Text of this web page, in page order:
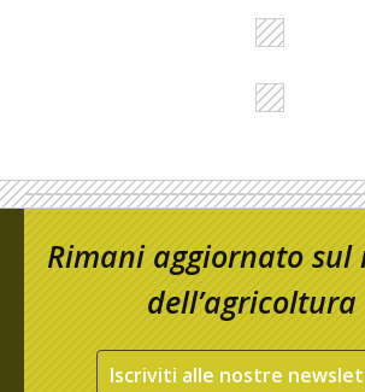
Rimani aggiornato sul
dell’agricoltura
Iscriviti alle nostre